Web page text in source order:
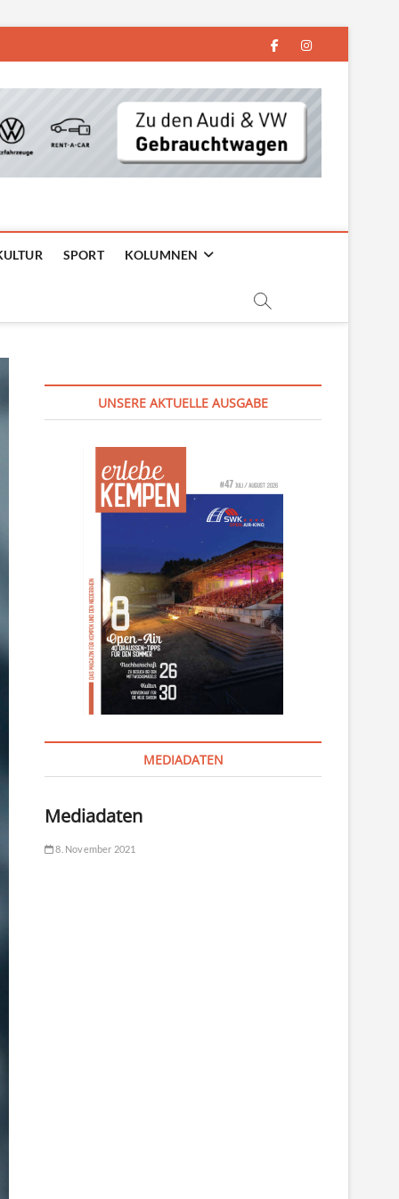
facebookinstagram
SPORT KOLUMNEN
UNSERE AKTUELLE AUSGABE
MEDIADATEN
Mediadaten
8. November 2021